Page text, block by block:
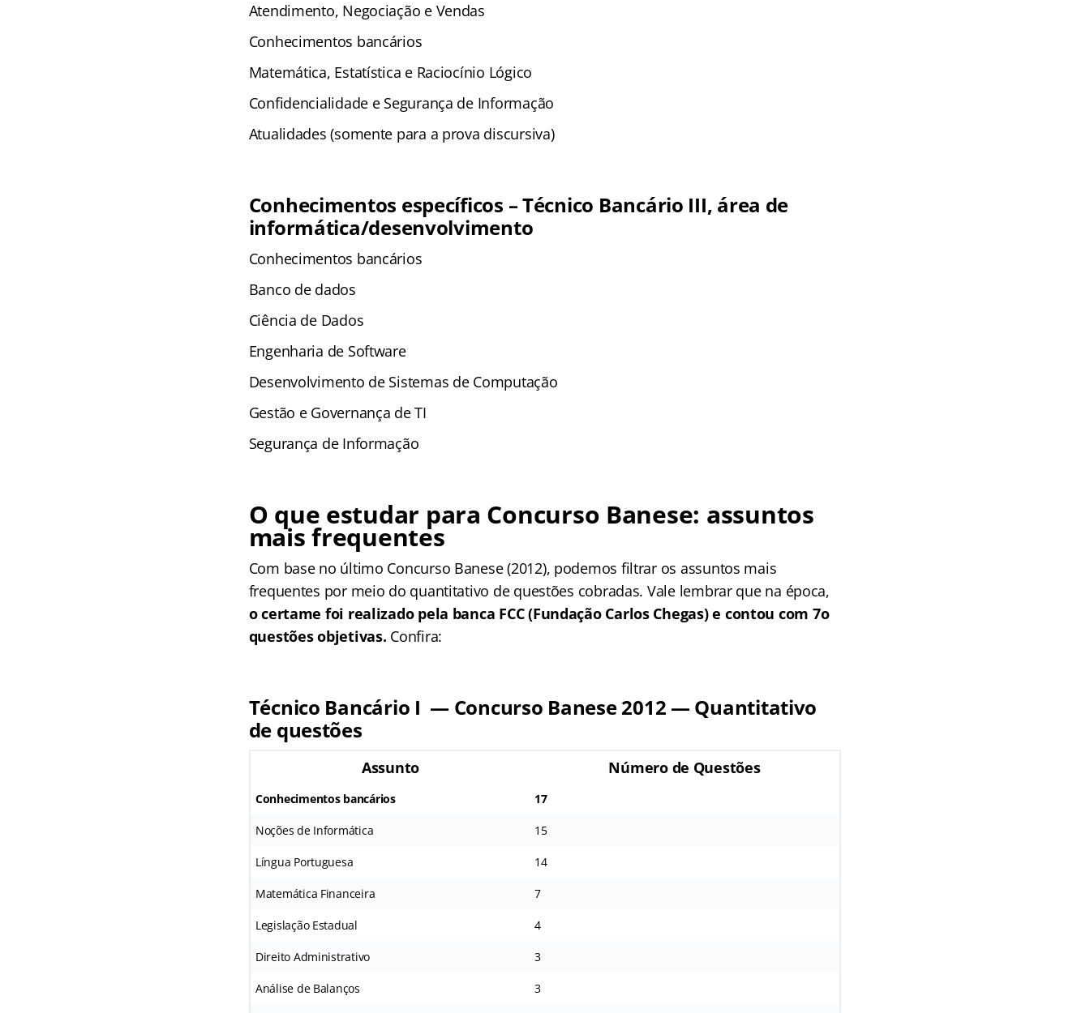
Atendimento, Negociação e Vendas
Conhecimentos bancários
Matemática, Estatística e Raciocínio Lógico
Confidencialidade e Segurança de Informação
Atualidades (somente para a prova discursiva)
Conhecimentos específicos – Técnico Bancário III, área de
informática/desenvolvimento
Conhecimentos bancários
Banco de dados
Ciência de Dados
Engenharia de Software
Desenvolvimento de Sistemas de Computação
Gestão e Governança de TI
Segurança de Informação
O que estudar para Concurso Banese: assuntos
mais frequentes
Com base no último Concurso Banese (2012), podemos filtrar os assuntos mais
frequentes por meio do quantitativo de questões cobradas. Vale lembrar que na época,
o certame foi realizado pela banca FCC (Fundação Carlos Chegas) e contou com 7o
questões objetivas. Confira:
Técnico Bancário I — Concurso Banese 2012 — Quantitativo
de questões
Assunto Número de Questões
Conhecimentos bancários 17
Noções de Informática 15
Língua Portuguesa 14
Matemática Financeira 7
Legislação Estadual 4
Direito Administrativo 3
Análise de Balanços 3